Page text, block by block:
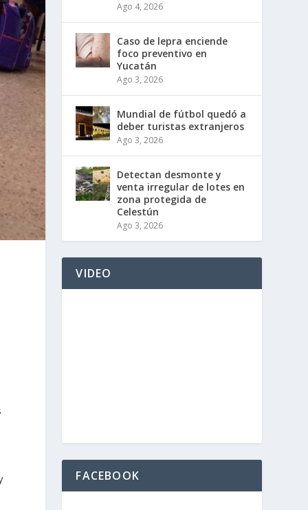
Ago 4, 2026
Caso de lepra enciende
foco preventivo en
Yucatán
Ago 3, 2026
Mundial de fútbol quedó a
deber turistas extranjeros
Ago 3, 2026
Detectan desmonte y
venta irregular de lotes en
zona protegida de
Celestún
Ago 3, 2026
VIDEO
FACEBOOK